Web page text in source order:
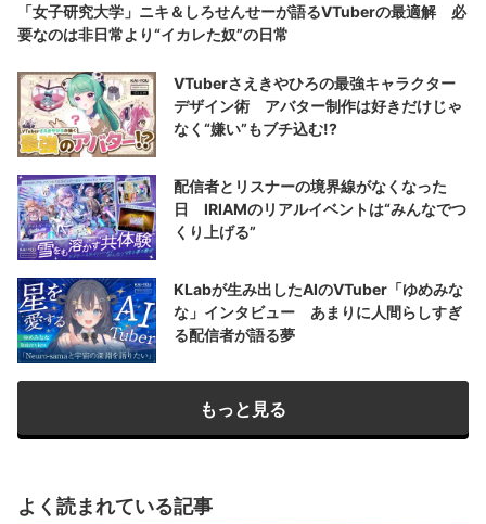
「女子研究大学」ニキ＆しろせんせーが語るVTuberの最適解 必
要なのは非日常より“イカレた奴”の日常
VTuberさえきやひろの最強キャラクター
デザイン術 アバター制作は好きだけじゃ
なく“嫌い”もブチ込む!?
配信者とリスナーの境界線がなくなった
日 IRIAMのリアルイベントは“みんなでつ
くり上げる”
KLabが生み出したAIのVTuber「ゆめみな
な」インタビュー あまりに人間らしすぎ
る配信者が語る夢
もっと見る
よく読まれている記事